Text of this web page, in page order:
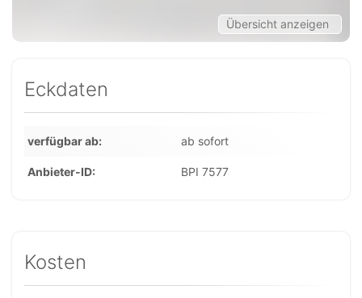
Übersicht anzeigen
Eckdaten
verfügbar ab ab sofort
Anbieter-ID BPI 7577
Kosten